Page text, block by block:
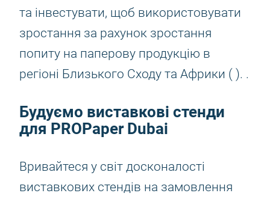
та інвестувати, щоб використовувати
зростання за рахунок зростання
попиту на паперову продукцію в
регіоні Близького Сходу та Африки ( ). .
Будуємо виставкові стенди
для PROPaper Dubai
Вривайтеся у світ досконалості
виставкових стендів на замовлення